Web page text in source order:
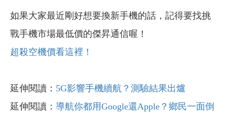
如果大家最近剛好想要換新手機的話，記得要找挑
戰手機市場最低價的傑昇通信喔！
超殺空機價看這裡！
延伸閱讀： 5G影響手機續航？測驗結果出爐
延伸閱讀： 導航你都用Google還Apple？鄉民一面倒